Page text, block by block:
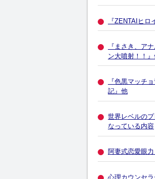
『ZENTAIヒ
『まさき、ア
ン大噴射！！
『色黒マッチ
記』他
世界レベルの
なっている内容
阿妻式恋愛眼
心理カウンセ